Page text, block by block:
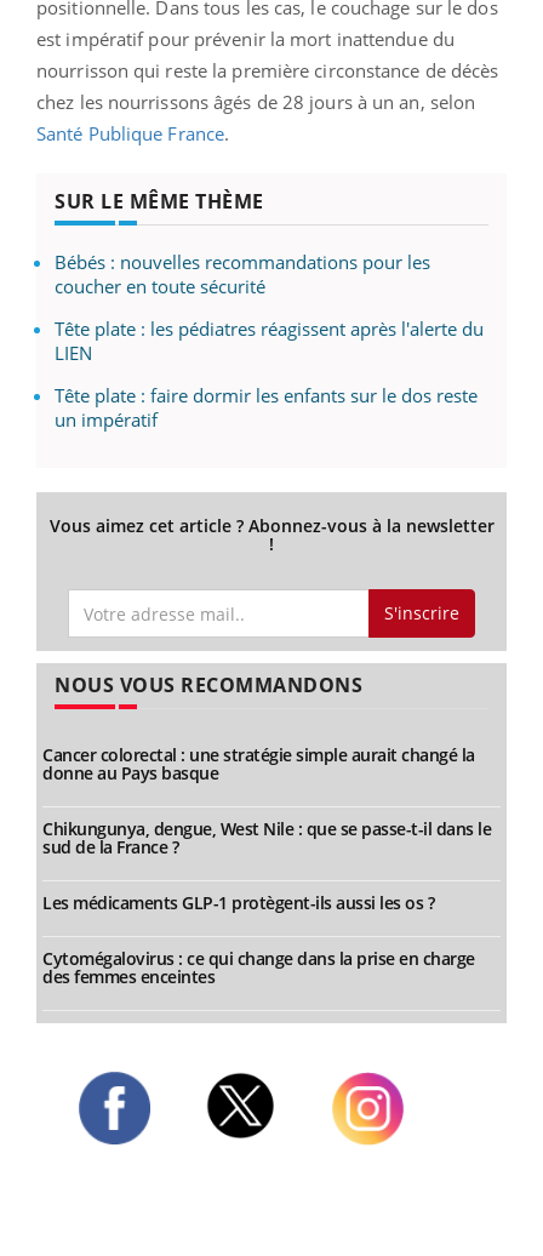
positionnelle. Dans tous les cas, le couchage sur le dos
est impératif pour prévenir la mort inattendue du
nourrisson qui reste la première circonstance de décès
chez les nourrissons âgés de 28 jours à un an, selon
Santé Publique France.
SUR LE MÊME THÈME
Bébés : nouvelles recommandations pour les
coucher en toute sécurité
Tête plate : les pédiatres réagissent après l'alerte du
LIEN
Tête plate : faire dormir les enfants sur le dos reste
un impératif
Vous aimez cet article ? Abonnez-vous à la newsletter
!
S'inscrire
NOUS VOUS RECOMMANDONS
Cancer colorectal : une stratégie simple aurait changé la
donne au Pays basque
Chikungunya, dengue, West Nile : que se passe-t-il dans le
sud de la France ?
Les médicaments GLP-1 protègent-ils aussi les os ?
Cytomégalovirus : ce qui change dans la prise en charge
des femmes enceintes